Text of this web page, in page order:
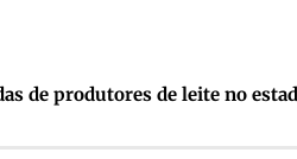
de produtores de leite no